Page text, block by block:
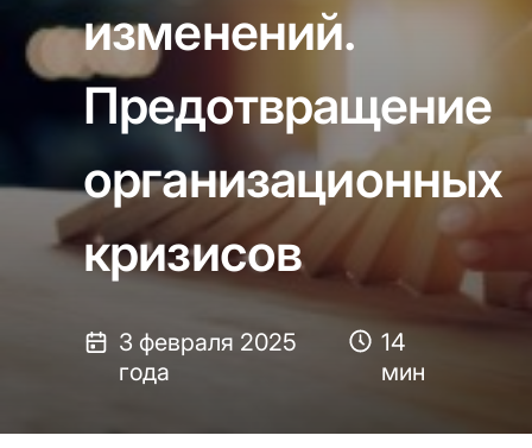
изменений.
Предотвращение
организационных
кризисов
3 февраля 2025
года
14
мин